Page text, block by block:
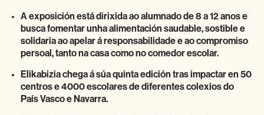
A exposición está dirixida ao alumnado de 8 a 12 anos e
busca fomentar unha alimentación saudable, sostible e
solidaria ao apelar á responsabilidade e ao compromiso
persoal, tanto na casa como no comedor escolar.
Elikabizia chega á súa quinta edición tras impactar en 50
centros e 4000 escolares de diferentes colexios do
País Vasco e Navarra.